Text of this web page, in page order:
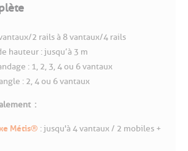
2 rails à 8 vantaux/4 rails
hauteur : jusqu’à 3 m
: 1, 2, 3, 4 ou 6 vantaux
: 2, 4 ou 6 vantaux
:
Métis® : jusqu'à 4 vantaux / 2 mobiles +